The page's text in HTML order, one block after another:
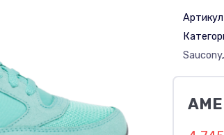
Saucony,